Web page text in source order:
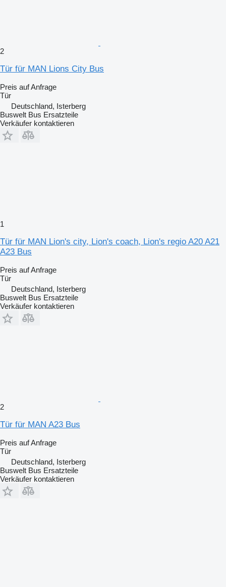
2
Tür für MAN Lions City Bus
Preis auf Anfrage
Tür
Deutschland, Isterberg
Buswelt Bus Ersatzteile
Verkäufer kontaktieren
1
Tür für MAN Lion's city, Lion's coach, Lion's regio A20 A21
A23 Bus
Preis auf Anfrage
Tür
Deutschland, Isterberg
Buswelt Bus Ersatzteile
Verkäufer kontaktieren
2
Tür für MAN A23 Bus
Preis auf Anfrage
Tür
Deutschland, Isterberg
Buswelt Bus Ersatzteile
Verkäufer kontaktieren